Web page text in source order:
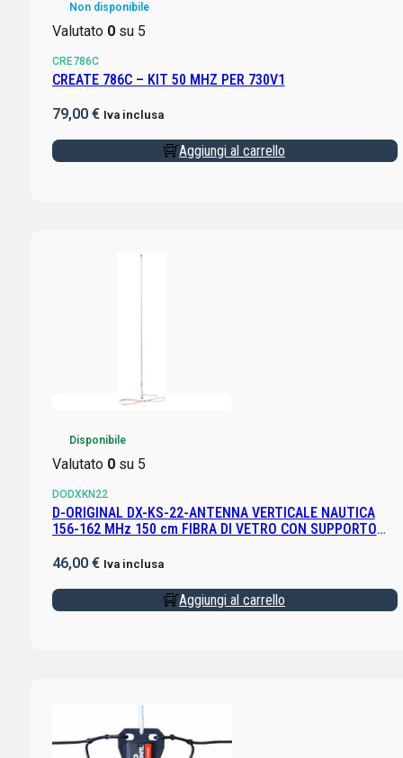
Non disponibile
Valutato 0su 5
CRE786C
CREATE 786C – KIT 50 MHZ PER 730V1
79,00 € Iva inclusa
Aggiungi al carrello
Disponibile
Valutato 0su 5
DODXKN22
D-ORIGINAL DX-KS-22-ANTENNA VERTICALE NAUTICA
156-162 MHz 150 cm FIBRA DI VETRO CON SUPPORTO
46,00 € Iva inclusa
Aggiungi al carrello